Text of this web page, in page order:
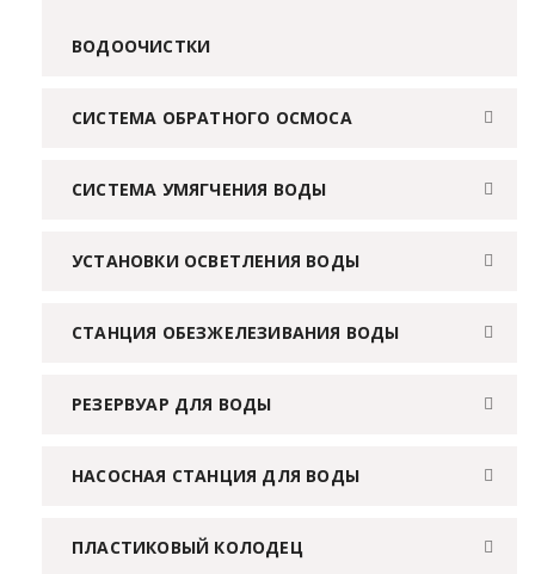
ВОДООЧИСТКИ
СИСТЕМА ОБРАТНОГО ОСМОСА
СИСТЕМА УМЯГЧЕНИЯ ВОДЫ
УСТАНОВКИ ОСВЕТЛЕНИЯ ВОДЫ
СТАНЦИЯ ОБЕЗЖЕЛЕЗИВАНИЯ ВОДЫ
РЕЗЕРВУАР ДЛЯ ВОДЫ
НАСОСНАЯ СТАНЦИЯ ДЛЯ ВОДЫ
ПЛАСТИКОВЫЙ КОЛОДЕЦ